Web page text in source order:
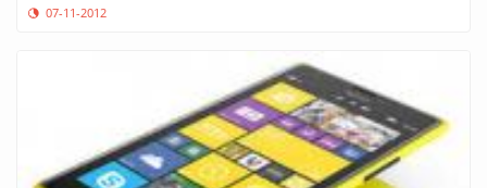
07-11-2012